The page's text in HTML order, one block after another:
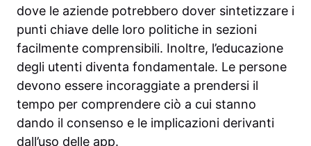
dove le aziende potrebbero dover sintetizzare i
punti chiave delle loro politiche in sezioni
facilmente comprensibili. Inoltre, l’educazione
degli utenti diventa fondamentale. Le persone
devono essere incoraggiate a prendersi il
tempo per comprendere ciò a cui stanno
dando il consenso e le implicazioni derivanti
dall’uso delle app.